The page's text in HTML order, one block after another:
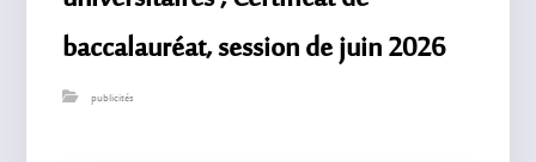
baccalauréat, session de juin 2026
publicités